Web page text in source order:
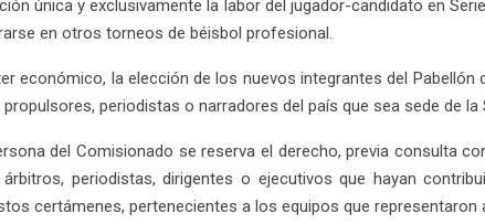
única y exclusivamente la labor del jugador-candidato en
en otros torneos de béisbol profesional.
económico, la elección de los nuevos integrantes del Pabellón
periodistas o narradores del país que sea sede de la
del Comisionado se reserva el derecho, previa consulta
periodistas, dirigentes o ejecutivos que hayan
certámenes, pertenecientes a los equipos que representaron